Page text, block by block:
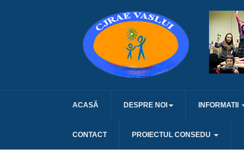
ACASĂ DESPRE NOI INFORMATII
CONTACT PROIECTUL CONSEDU